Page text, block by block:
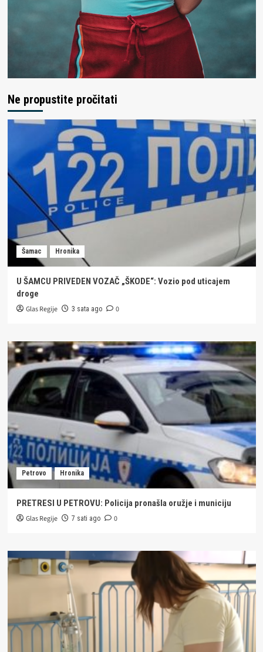
Ne propustite pročitati
Šamac Hronika
U ŠAMCU PRIVEDEN VOZAČ „ŠKODE“: Vozio pod uticajem
droge
Glas Regije 3 sata ago 0
Petrovo Hronika
PRETRESI U PETROVU: Policija pronašla oružje i municiju
Glas Regije 7 sati ago 0